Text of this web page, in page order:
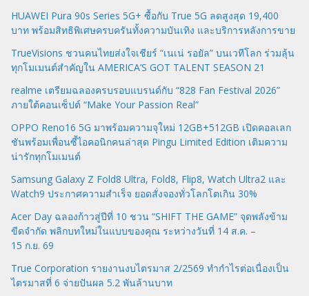
HUAWEI Pura 90s Series 5G+ ซื้อกับ True 5G ลดสูงสุด 19,400
บาท พร้อมสิทธิพิเศษครบครันทั้งความบันเทิง และบริการหลังการขาย
TrueVisions ชวนคนไทยส่งใจเชียร์ “เนเน่ รอยัล” บนเวทีโลก ร่วมลุ้น
ทุกโมเมนต์สำคัญใน AMERICA’S GOT TALENT SEASON 21
realme เตรียมฉลองครบรอบแบรนด์กับ “828 Fan Festival 2026”
ภายใต้คอนเซ็ปต์ “Make Your Passion Real”
OPPO Reno16 5G มาพร้อมความจุใหม่ 12GB+512GB เปิดคอลเลก
ชันพร้อมเพื่อนซี้ไอคอนิกคนล่าสุด Pingu Limited Edition เติมความ
น่ารักทุกโมเมนต์
Samsung Galaxy Z Fold8 Ultra, Fold8, Flip8, Watch Ultra2 และ
Watch9 ประกาศความสำเร็จ ยอดสั่งจองทั่วโลกโตเกิน 30%
Acer Day ฉลองก้าวสู่ปีที่ 10 ชวน “SHIFT THE GAME” จุดพลังข้าม
ขีดจำกัด พลิกบทใหม่ในแบบของคุณ ระหว่างวันที่ 14 ส.ค. –
15 ก.ย. 69
True Corporation รายงานงบไตรมาส 2/2569 ทำกำไรต่อเนื่องเป็น
ไตรมาสที่ 6 จ่ายปันผล 5.2 พันล้านบาท